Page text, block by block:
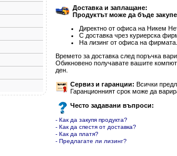
Доставка и заплащане:
Продуктът може да бъде
Директно от офиса на Никем
С доставка чрез куриерска
На лизинг от офиса на фирмата.
Времето за доставка след поръчка
Обикновено получавате вашите
ден.
Сервиз и гаранции: Всички
Гаранционният срок може да
Често задавани въпроси:
- Как да закупя продукта?
- Как да спестя от доставка?
- Как да платя?
- Предлагате ли лизинг?